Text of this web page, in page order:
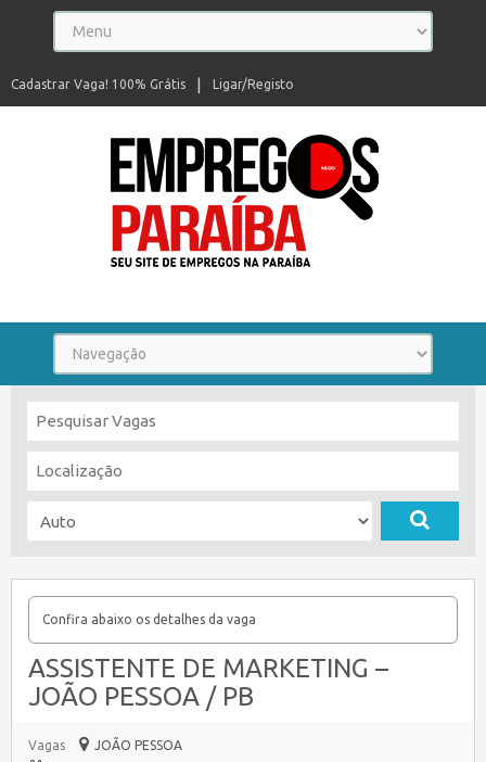
Ligar/Registo
Cadastrar Vaga! 100% Grátis
Confira abaixo os detalhes da vaga
ASSISTENTE DE MARKETING –
JOÃO PESSOA / PB
Vagas
JOÃO PESSOA